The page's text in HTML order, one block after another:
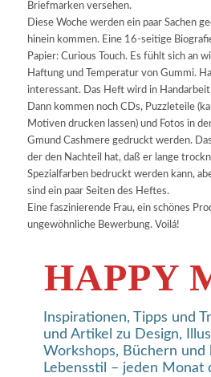
Briefmarken versehen.
Diese Woche werden ein paar Sachen
hinein kommen. Eine 16-seitige
Papier: Curious Touch. Es fühlt sich an
Haftung und Temperatur von Gummi.
interessant. Das Heft wird in
Dann kommen noch CDs, Puzzleteile
Motiven drucken lassen) und Fotos in
Gmund Cashmere gedruckt werden.
der den Nachteil hat, daß er lange
Spezialfarben bedruckt werden kann,
sind ein paar Seiten des Heftes.
Eine faszinierende Frau, ein schönes
ungewöhnliche Bewerbung. Voilá!
HAPPY
Inspirationen, Tipps und
und Artikel zu Design,
Workshops, Büchern und
Lebensstil – jeden Monat